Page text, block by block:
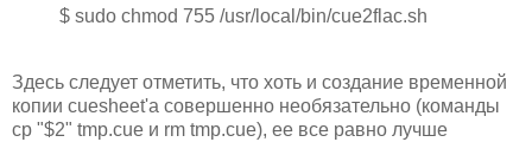
$ sudo chmod 755 /usr/local/bin/cue2flac.sh
Здесь следует отметить, что хоть и создание временной
копии cuesheet'а совершенно необязательно (команды
cp "$2" tmp.cue и rm tmp.cue), ее все равно лучше